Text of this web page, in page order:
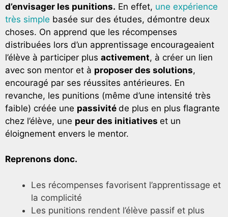
d’envisager les punitions. En effet, une expérience
très simple basée sur des études, démontre deux
choses. On apprend que les récompenses
distribuées lors d’un apprentissage encourageaient
l’élève à participer plus activement, à créer un lien
avec son mentor et à proposer des solutions,
encouragé par ses réussites antérieures. En
revanche, les punitions (même d’une intensité très
faible) créée une passivité de plus en plus flagrante
chez l’élève, une peur des initiatives et un
éloignement envers le mentor.
Reprenons donc.
Les récompenses favorisent l’apprentissage et
la complicité
Les punitions rendent l’élève passif et plus